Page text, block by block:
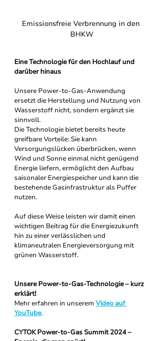
Emissionsfreie Verbrennung in den
BHKW
Eine Technologie für den Hochlauf und
darüber hinaus
Unsere Power-to-Gas-Anwendung
ersetzt die Herstellung und Nutzung von
Wasserstoff nicht, sondern ergänzt sie
sinnvoll.
Die Technologie bietet bereits heute
greifbare Vorteile: Sie kann
Versorgungslücken überbrücken, wenn
Wind und Sonne einmal nicht genügend
Energie liefern, ermöglicht den Aufbau
saisonaler Energiespeicher und kann die
bestehende Gasinfrastruktur als Puffer
nutzen.
Auf diese Weise leisten wir damit einen
wichtigen Beitrag für die Energiezukunft
hin zu einer verlässlichen und
klimaneutralen Energieversorgung mit
grünen Wasserstoff.
Unsere Power-to-Gas-Technologie – kurz
erklärt!
Mehr erfahren in unserem Video auf
YouTube.
CYTOK Power-to-Gas Summit 2024 –